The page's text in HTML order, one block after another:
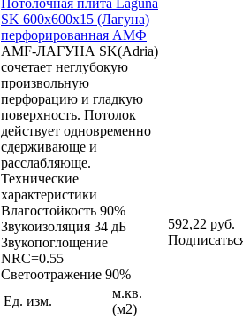
Потолочная плита Laguna
SK 600x600x15 (Лагуна)
перфорированная АМФ
AMF-ЛАГУНА SK(Adria)
сочетает неглубокую
произвольную
перфорацию и гладкую
поверхность. Потолок
действует одновременно
сдерживающе и
расслабляюще.
Технические
характеристики
Влагостойкость 90%
Звукоизоляция 34 дБ
Звукопоглощение
NRC=0.55
Светоотражение 90%
Ед. изм.
м.кв.
(м2)
592,22 руб.